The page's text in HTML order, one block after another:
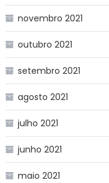
novembro 2021
outubro 2021
setembro 2021
agosto 2021
julho 2021
junho 2021
maio 2021